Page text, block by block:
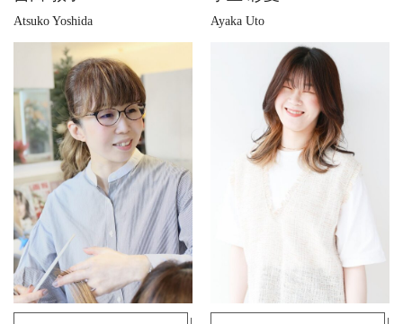
Atsuko Yoshida Ayaka Uto